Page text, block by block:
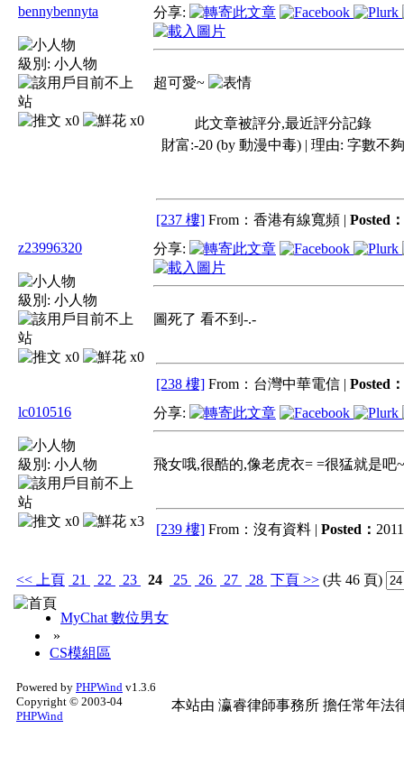
bennybennyta
級別: 小人物
x0 x0
分享:
超可愛~
此文章被評分,最近評分記錄
財富:-20 (by 動漫中毒) | 理由: 字數不夠
[237 樓] From：香港有線寬頻 | Posted：
z23996320
級別: 小人物
x0 x0
分享:
圖死了 看不到-.-
[238 樓] From：台灣中華電信 | Posted：
lc010516
級別: 小人物
x0 x3
分享:
飛女哦,很酷的,像老虎衣= =很猛就是吧
[239 樓] From：沒有資料 | Posted：
<< 上頁 21 22 23 24 25 26 27 28 下頁 >> (共 46 頁)
MyChat 數位男女
»
CS模組區
Powered by PHPWind v1.3.6
Copyright © 2003-04
PHPWind
本站由 瀛睿律師事務所 擔任常年法